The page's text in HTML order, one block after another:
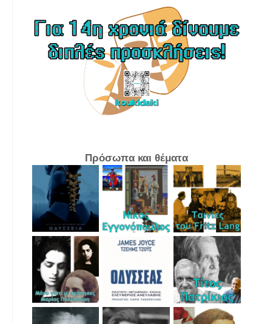
Πρόσωπα και θέματα